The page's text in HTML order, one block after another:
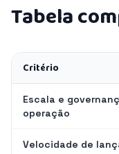
Tabela
Critério
Escala e
operação
Velocidade de